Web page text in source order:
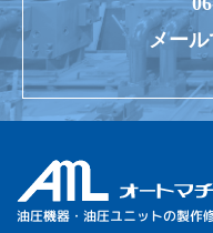
メー
油圧機器・油圧ユニットの製作